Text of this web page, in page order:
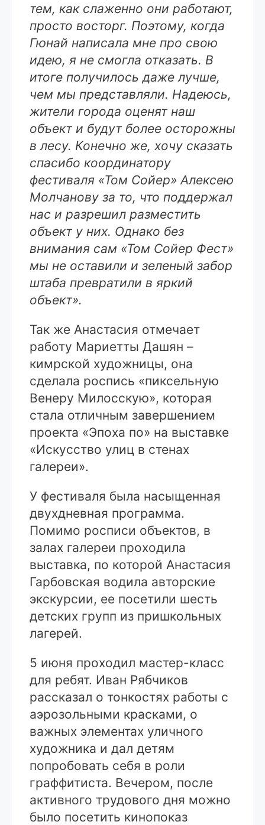
тем, как слаженно они работают,
просто восторг. Поэтому, когда
Гюнай написала мне про свою
идею, я не смогла отказать. В
итоге получилось даже лучше,
чем мы представляли. Надеюсь,
жители города оценят наш
объект и будут более осторожны
в лесу. Конечно же, хочу сказать
спасибо координатору
фестиваля «Том Сойер» Алексею
Молчанову за то, что поддержал
нас и разрешил разместить
объект у них. Однако без
внимания сам «Том Сойер Фест»
мы не оставили и зеленый забор
штаба превратили в яркий
объект».
Так же Анастасия отмечает
работу Мариетты Дашян –
кимрской художницы, она
сделала роспись «пиксельную
Венеру Милосскую», которая
стала отличным завершением
проекта «Эпоха по» на выставке
«Искусство улиц в стенах
галереи».
У фестиваля была насыщенная
двухдневная программа.
Помимо росписи объектов, в
залах галереи проходила
выставка, по которой Анастасия
Гарбовская водила авторские
экскурсии, ее посетили шесть
детских групп из пришкольных
лагерей.
5 июня проходил мастер-класс
для ребят. Иван Рябчиков
рассказал о тонкостях работы с
аэрозольными красками, о
важных элементах уличного
художника и дал детям
попробовать себя в роли
граффитиста. Вечером, после
активного трудового дня можно
было посетить кинопоказ